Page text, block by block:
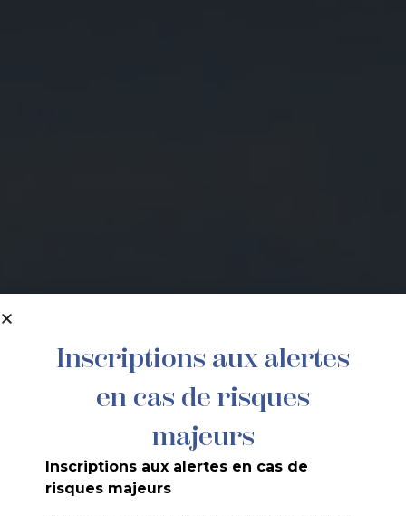
Inscriptions aux alertes
en cas de risques
majeurs
Inscriptions aux alertes en cas de
risques majeurs